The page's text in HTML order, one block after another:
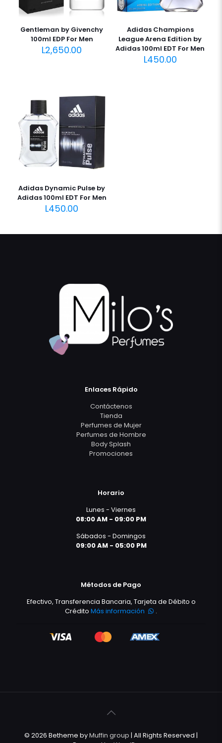
Gentleman by Givenchy
100ml EDP For Men
L2,650.00
Adidas Champions
League Arena Edition by
Adidas 100ml EDT For Men
L450.00
Adidas Dynamic Pulse by
Adidas 100ml EDT For Men
L450.00
Enlaces Rápido
Contáctenos
Tienda
Perfumes de Mujer
Perfumes de Hombre
Body Splash
Promociones
Horario
Lunes - Viernes
08:00 AM - 09:00 PM
Sábados - Domingos
09:00 AM - 05:00 PM
Métodos de Pago
Efectivo, Transferencia Bancaria, Tarjeta de Débito o
CréditoMás información .
© 2026 Betheme byMuffin group | All Rights Reserved |